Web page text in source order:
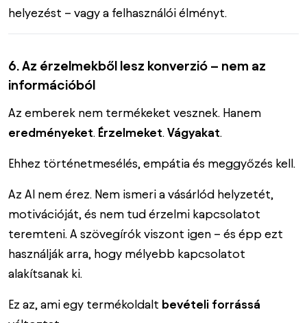
helyezést – vagy a felhasználói élményt.
6. Az érzelmekből lesz konverzió – nem az
információból
Az emberek nem termékeket vesznek. Hanem
eredményeket. Érzelmeket. Vágyakat.
Ehhez történetmesélés, empátia és meggyőzés kell.
Az AI nem érez. Nem ismeri a vásárlód helyzetét,
motivációját, és nem tud érzelmi kapcsolatot
teremteni. A szövegírók viszont igen – és épp ezt
használják arra, hogy mélyebb kapcsolatot
alakítsanak ki.
Ez az, ami egy termékoldalt bevételi forrássá